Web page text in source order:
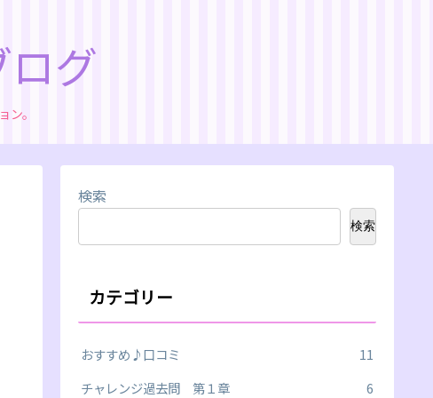
グ
。
検索
検索
カテゴリー
おすすめ♪口コミ
11
チャレンジ過去問 第１章
6